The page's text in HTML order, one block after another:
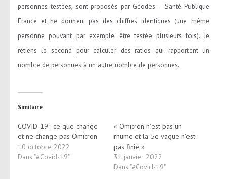
personnes testées, sont proposés par Géodes – Santé Publique
France et ne donnent pas des chiffres identiques (une même
personne pouvant par exemple être testée plusieurs fois). Je
retiens le second pour calculer des ratios qui rapportent un
nombre de personnes à un autre nombre de personnes.
Similaire
COVID-19 : ce que change
et ne change pas Omicron
10 octobre 2022
Dans "#Covid-19"
« Omicron n’est pas un
rhume et la 5e vague n’est
pas finie »
31 janvier 2022
Dans "#Covid-19"